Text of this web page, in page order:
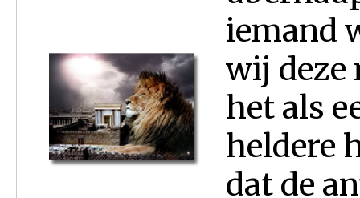
iemand
wij deze
het als
heldere
dat de